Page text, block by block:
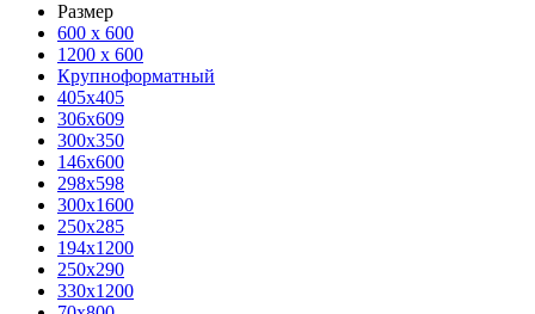
Размер
600 х 600
1200 х 600
Крупноформатный
405x405
306x609
300x350
146x600
298x598
300x1600
250x285
194x1200
250x290
330x1200